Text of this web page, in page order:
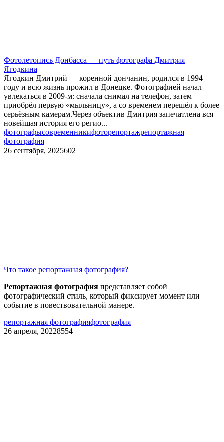
Фотолетопись Донбасса — путь фотографа Дмитрия
Ягодкина
Ягодкин Дмитрий — коренной дончанин, родился в 1994
году и всю жизнь прожил в Донецке. Фотографией начал
увлекаться в 2009-м: сначала снимал на телефон, затем
приобрёл первую «мыльницу», а со временем перешёл к более
серьёзным камерам.Через объектив Дмитрия запечатлена вся
новейшая история его регио...
фотографысовременникифоторепортажрепортажная
фотография
26 сентября, 2025602
Что такое репортажная фотография?
Репортажная фотография представляет собой
фотографический стиль, который фиксирует момент или
событие в повествовательной манере.
репортажная фотографияфотография
26 апреля, 20228554